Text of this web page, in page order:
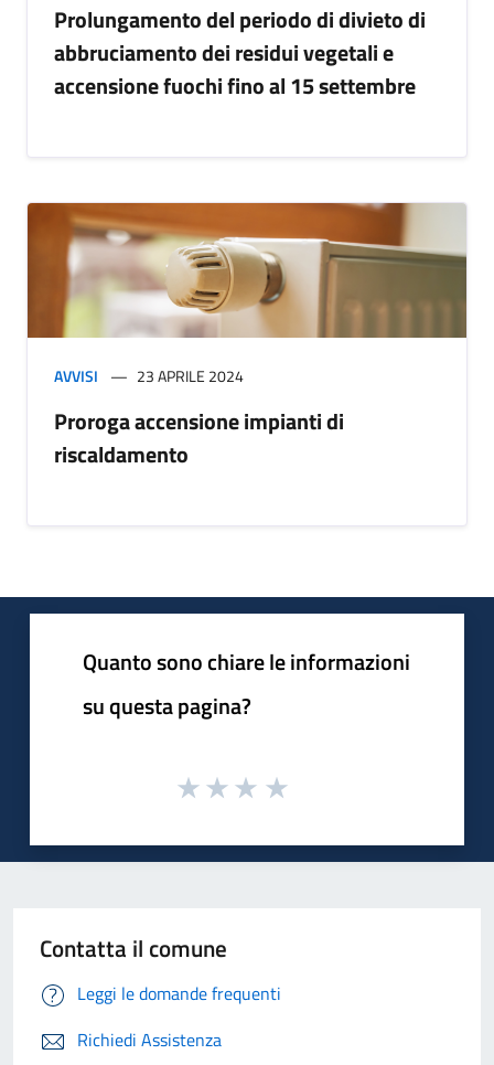
Prolungamento del periodo di divieto di
abbruciamento dei residui vegetali e
accensione fuochi fino al 15 settembre
AVVISI 23 APRILE 2024
Proroga accensione impianti di
riscaldamento
Quanto sono chiare le informazioni
su questa pagina?
Contatta il comune
Leggi le domande frequenti
Richiedi Assistenza